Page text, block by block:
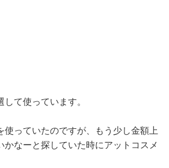
て使っています。
使っていたのですが、もう少し金額上
かなーと探していた時にアットコスメ